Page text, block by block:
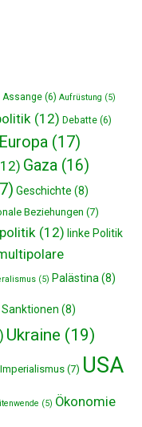
Assange (6) Aufrüstung (5)
(12) Debatte (6)
Europa (17)
Gaza (16)
Geschichte (8)
Beziehungen (7)
(12) linke Politik
(5) Palästina(8)
Sanktionen (8)
Ukraine (19)
(7) USA
(5) Ökonomie